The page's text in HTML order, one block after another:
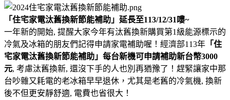
「住宅家電汰舊換新節能補助」延長至113/12/31嘍~
一年新的開始, 提醒大家今年有汰舊換新購買第1級能源標示的
冷氣及冰箱的朋友們記得申請家電補助喔！經濟部113年 「住
宅家電汰舊換新節能補助」每台新機可申請補助新台幣3000
元, 考慮汰舊換新, 還沒下手的人也別再猶豫了！趕緊讓家中那
台吵雜又耗電的老冰箱早早退休，尤其是老舊的冷氣機, 換新
後不但更安靜舒適, 電費也省很大！